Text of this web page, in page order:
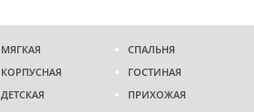
МЯГКАЯ
КОРПУСНАЯ
ДЕТСКАЯ
СПАЛЬНЯ
ГОСТИНАЯ
ПРИХОЖАЯ